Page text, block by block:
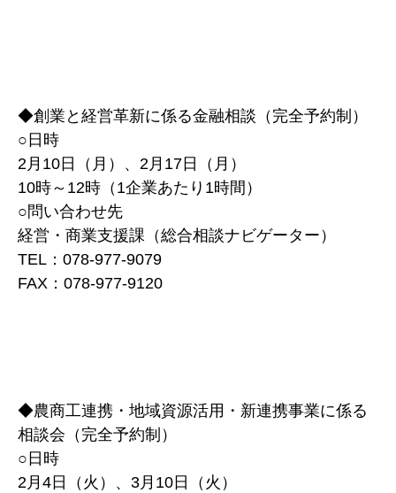
◆創業と経営革新に係る金融相談（完全予約制）
○日時
2月10日（月）、2月17日（月）
10時～12時（1企業あたり1時間）
○問い合わせ先
経営・商業支援課（総合相談ナビゲーター）
TEL：078-977-9079
FAX：078-977-9120
◆農商工連携・地域資源活用・新連携事業に係る
相談会（完全予約制）
○日時
2月4日（火）、3月10日（火）